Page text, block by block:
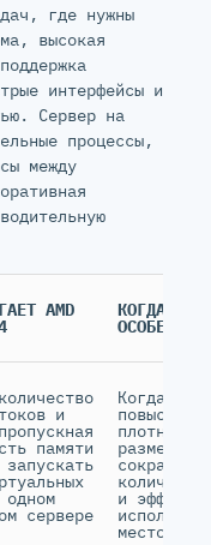
где нужны
высокая
интерфейсы и
Сервер на
процессы,
между
AMD КОГДА ЭТО
ОСОБЕННО
и
памяти
запускать
сервере
Когда
повысить
плотность
сократить
и
место в